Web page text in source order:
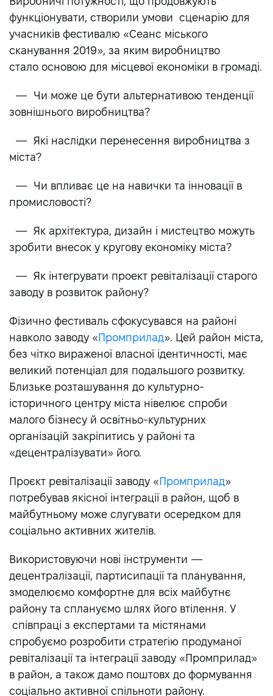
функціонувати, створили умови сценарію для
учасників фестивалю «Сеанс міського
сканування 2019», за яким виробництво
стало основою для місцевої економіки в громаді.
— Чи може це бути альтернативою тенденції
зовнішнього виробництва?
— Які наслідки перенесення виробництва з
міста?
— Чи впливає це на навички та інновації в
промисловості?
— Як архітектура, дизайн і мистецтво можуть
зробити внесок у кругову економіку міста?
— Як інтегрувати проект ревіталізації старого
заводу в розвиток району?
Фізично фестиваль сфокусувався на районі
навколо заводу «Промприлад». Цей район міста,
без чітко вираженої власної ідентичності, має
великий потенціал для подальшого розвитку.
Близьке розташування до культурно-
історичного центру міста нівелює спроби
малого бізнесу й освітньо-культурних
організацій закріпитись у районі та
«децентралізувати» його.
Проєкт ревіталізації заводу «Промприлад»
потребував якісної інтеграції в район, щоб в
майбутньому може слугувати осередком для
соціально активних жителів.
Використовуючи нові інструменти —
децентралізації, партисипації та планування,
змоделюємо комфортне для всіх майбутнє
району та сплануємо шлях його втілення. У
співпраці з експертами та містянами
спробуємо розробити стратегію продуманої
ревіталізації та інтеграції заводу «Промприлад»
в район, а також дамо поштовх до формування
соціально активної спільноти району.